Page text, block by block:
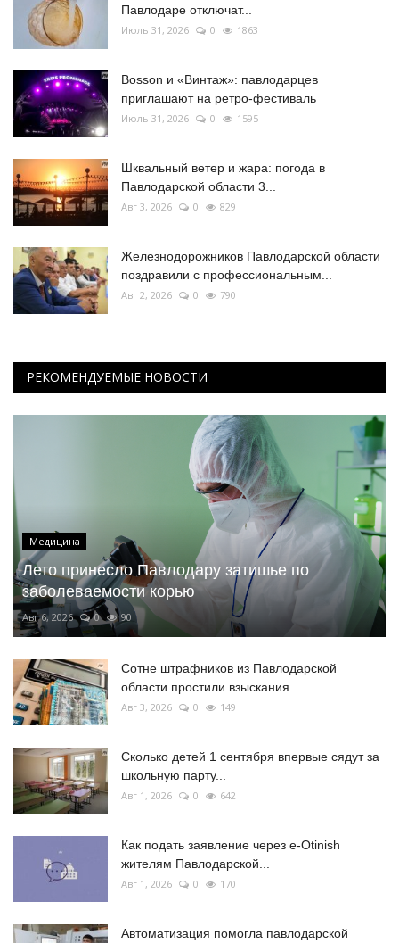
Павлодаре отключат...
Июль 31, 2026 0 1863
Bosson и «Винтаж»: павлодарцев
приглашают на ретро-фестиваль
Июль 31, 2026 0 1595
Шквальный ветер и жара: погода в
Павлодарской области 3...
Авг 3, 2026 0 829
Железнодорожников Павлодарской области
поздравили с профессиональным...
Авг 2, 2026 0 790
РЕКОМЕНДУЕМЫЕ НОВОСТИ
Медицина
Лето принесло Павлодару затишье по
заболеваемости корью
Авг 6, 2026 0 90
Сотне штрафников из Павлодарской
области простили взыскания
Авг 3, 2026 0 149
Сколько детей 1 сентября впервые сядут за
школьную парту...
Авг 1, 2026 0 642
Как подать заявление через e-Otinish
жителям Павлодарской...
Авг 1, 2026 0 170
Автоматизация помогла павлодарской